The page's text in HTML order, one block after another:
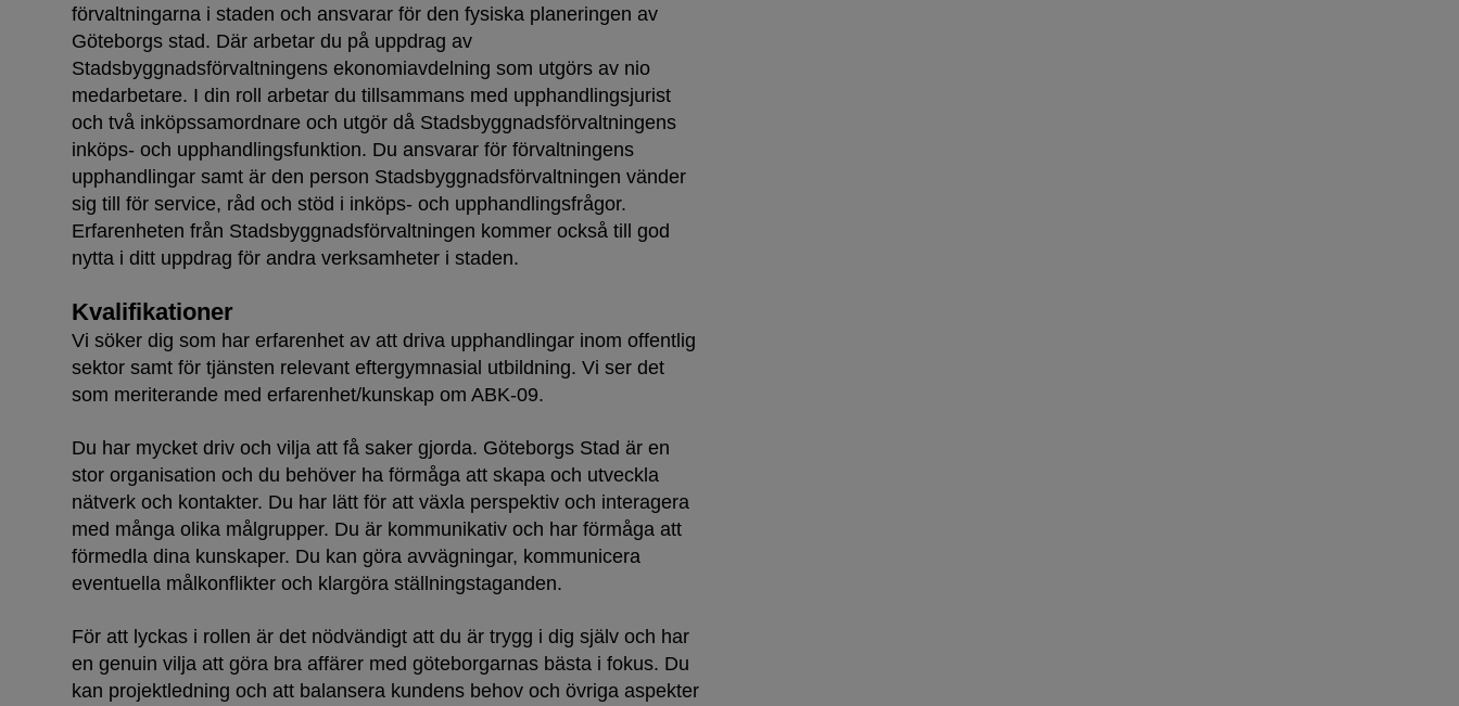
förvaltningarna i staden och ansvarar för den fysiska planeringen av
Göteborgs stad. Där arbetar du på uppdrag av
Stadsbyggnadsförvaltningens ekonomiavdelning som utgörs av nio
medarbetare. I din roll arbetar du tillsammans med upphandlingsjurist
och två inköpssamordnare och utgör då Stadsbyggnadsförvaltningens
inköps- och upphandlingsfunktion. Du ansvarar för förvaltningens
upphandlingar samt är den person Stadsbyggnadsförvaltningen vänder
sig till för service, råd och stöd i inköps- och upphandlingsfrågor.
Erfarenheten från Stadsbyggnadsförvaltningen kommer också till god
nytta i ditt uppdrag för andra verksamheter i staden.
Kvalifikationer
Vi söker dig som har erfarenhet av att driva upphandlingar inom offentlig
sektor samt för tjänsten relevant eftergymnasial utbildning. Vi ser det
som meriterande med erfarenhet/kunskap om ABK-09.
Du har mycket driv och vilja att få saker gjorda. Göteborgs Stad är en
stor organisation och du behöver ha förmåga att skapa och utveckla
nätverk och kontakter. Du har lätt för att växla perspektiv och interagera
med många olika målgrupper. Du är kommunikativ och har förmåga att
förmedla dina kunskaper. Du kan göra avvägningar, kommunicera
eventuella målkonflikter och klargöra ställningstaganden.
För att lyckas i rollen är det nödvändigt att du är trygg i dig själv och har
en genuin vilja att göra bra affärer med göteborgarnas bästa i fokus. Du
kan projektledning och att balansera kundens behov och övriga aspekter